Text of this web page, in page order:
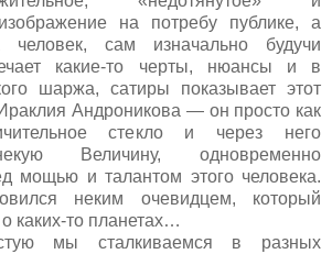
на потребу публике, а
сам изначально будучи
какие-то черты, нюансы и в
шаржа, сатиры показывает этот
Андроникова — он просто как
стекло и через него
Величину, одновременно
мощью и талантом этого человека.
неким очевидцем, который
каких-то планетах…
мы сталкиваемся в разных